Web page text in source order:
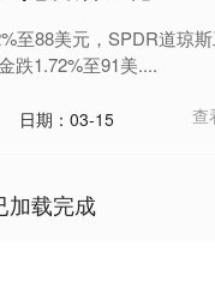
至88美元，SPDR道琼
跌1.72%至91美....
日期：03-15 查
加载完成